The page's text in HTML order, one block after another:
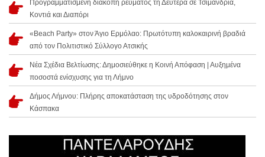
Προγραμματισμένη διακοπή ρεύματος τη Δευτέρα σε Τσιμάνδρια,
Κοντιά και Διαπόρι
«Beach Party» στον Άγιο Ερμόλαο: Πρωτότυπη καλοκαιρινή βραδιά
από τον Πολιτιστικό Σύλλογο Ατσικής
Νέα Σχέδια Βελτίωσης: Δημοσιεύθηκε η Κοινή Απόφαση | Αυξημένα
ποσοστά ενίσχυσης για τη Λήμνο
Δήμος Λήμνου: Πλήρης αποκατάσταση της υδροδότησης στον
Κάσπακα